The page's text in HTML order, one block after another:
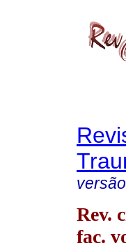
Rev.
fac.